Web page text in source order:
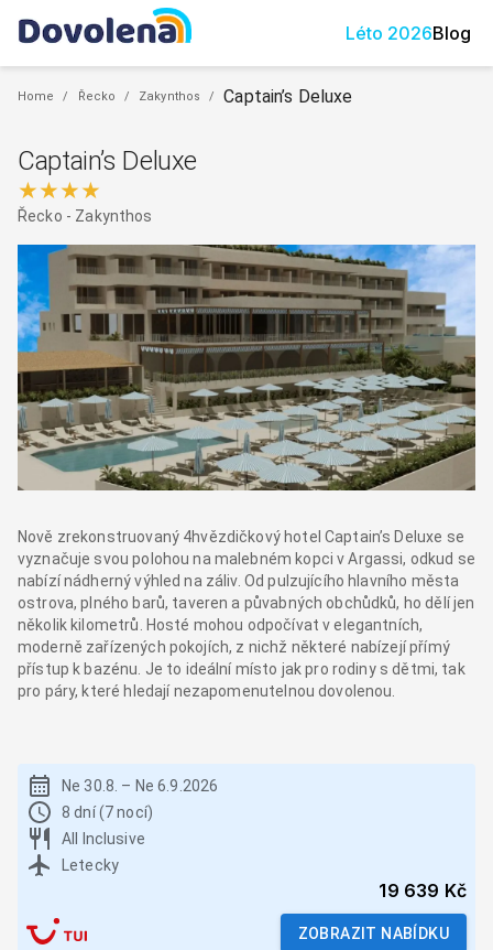
Léto 2026Blog
Home / Řecko / Zakynthos / Captain’s Deluxe
Captain’s Deluxe
★★★★
Řecko - Zakynthos
Nově zrekonstruovaný 4hvězdičkový hotel Captain’s Deluxe se
vyznačuje svou polohou na malebném kopci v Argassi, odkud se
nabízí nádherný výhled na záliv. Od pulzujícího hlavního města
ostrova, plného barů, taveren a půvabných obchůdků, ho dělí jen
několik kilometrů. Hosté mohou odpočívat v elegantních,
moderně zařízených pokojích, z nichž některé nabízejí přímý
přístup k bazénu. Je to ideální místo jak pro rodiny s dětmi, tak
pro páry, které hledají nezapomenutelnou dovolenou.
Ne 30.8. – Ne 6.9.2026
8 dní (7 nocí)
All Inclusive
Letecky
19 639 Kč
ZOBRAZIT NABÍDKU